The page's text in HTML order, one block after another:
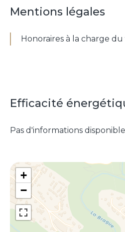
Mentions légales
Honoraires à la charge
Efficacité
Pas d'informations
+
−